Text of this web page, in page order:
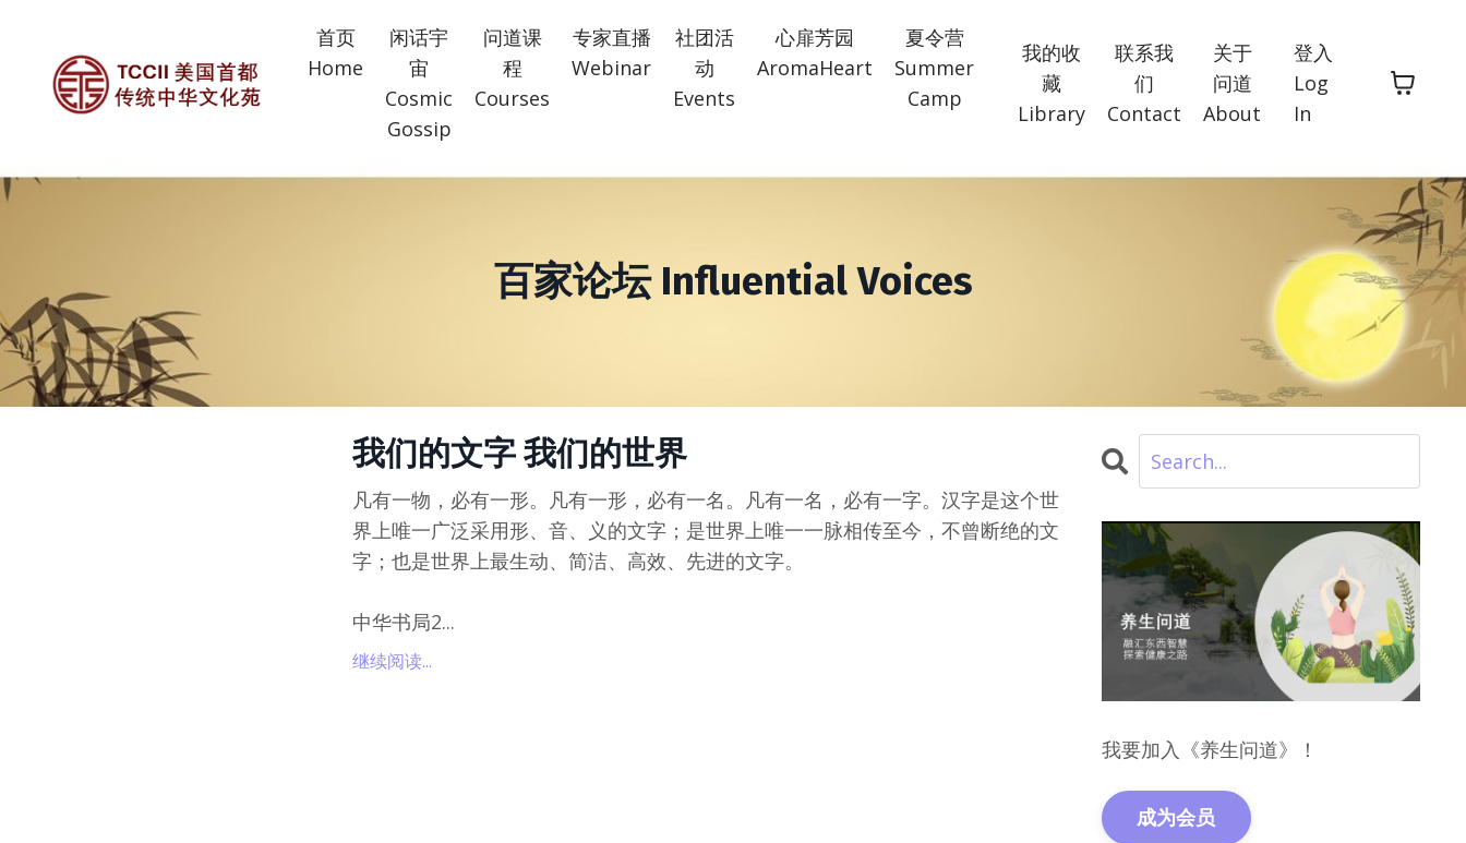
首页
Home
闲话宇
宙
Cosmic
Gossip
问道课
程
Courses
专家直播
Webinar
社团活
动
Events
心扉芳园
AromaHeart
夏令营
Summer
Camp
我的收
藏
Library
联系我
们
Contact
关于
问道
About
登入
Log
In
百家论坛 Influential Voices
我们的文字 我们的世界
凡有一物，必有一形。凡有一形，必有一名。凡有一名，必有一字。汉字是这个世
界上唯一广泛采用形、音、义的文字；是世界上唯一一脉相传至今，不曾断绝的文
字；也是世界上最生动、简洁、高效、先进的文字。
中华书局2...
继续阅读...
我要加入《养生问道》！
成为会员